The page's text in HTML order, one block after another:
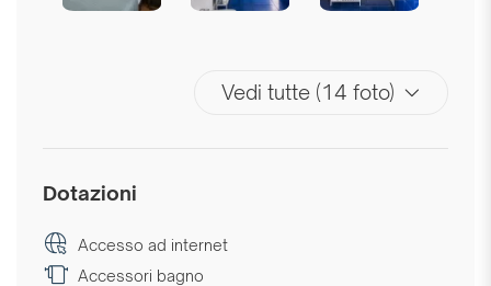
Vedi tutte (14 foto)
Dotazioni
Accesso ad internet
Accessori bagno